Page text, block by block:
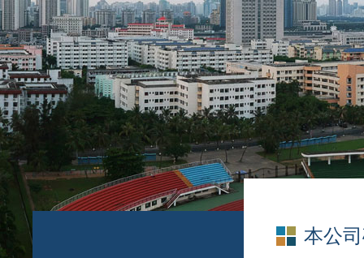
本公